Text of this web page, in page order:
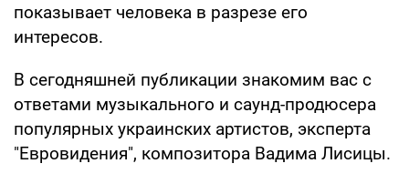
показывает человека в разрезе его
интересов.
В сегодняшней публикации знакомим вас с
ответами музыкального и саунд-продюсера
популярных украинских артистов, эксперта
"Евровидения", композитора Вадима Лисицы.